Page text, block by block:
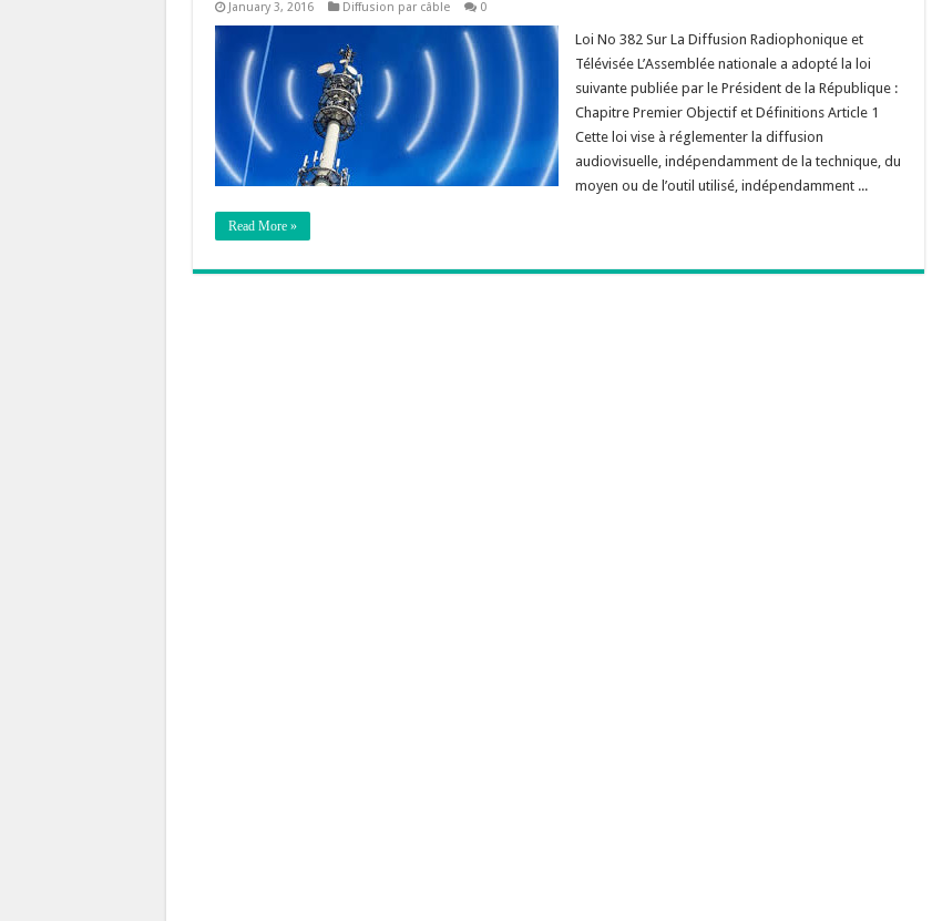
January 3, 2016 Diffusion par câble 0
Loi No 382 Sur La Diffusion Radiophonique et
Télévisée L’Assemblée nationale a adopté la loi
suivante publiée par le Président de la République :
Chapitre Premier Objectif et Définitions Article 1
Cette loi vise à réglementer la diffusion
audiovisuelle, indépendamment de la technique, du
moyen ou de l’outil utilisé, indépendamment ...
Read More »